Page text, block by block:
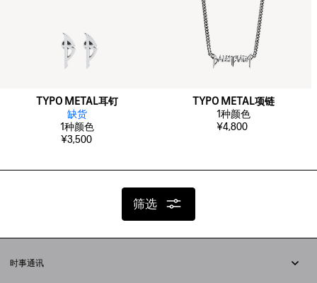
TYPO METAL耳钉
缺货
1种颜色
¥3,500
TYPO METAL项链
1种颜色
¥4,800
筛选
时事通讯